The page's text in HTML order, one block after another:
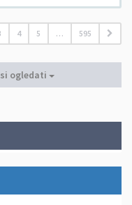
4 5 … 595
ogledati